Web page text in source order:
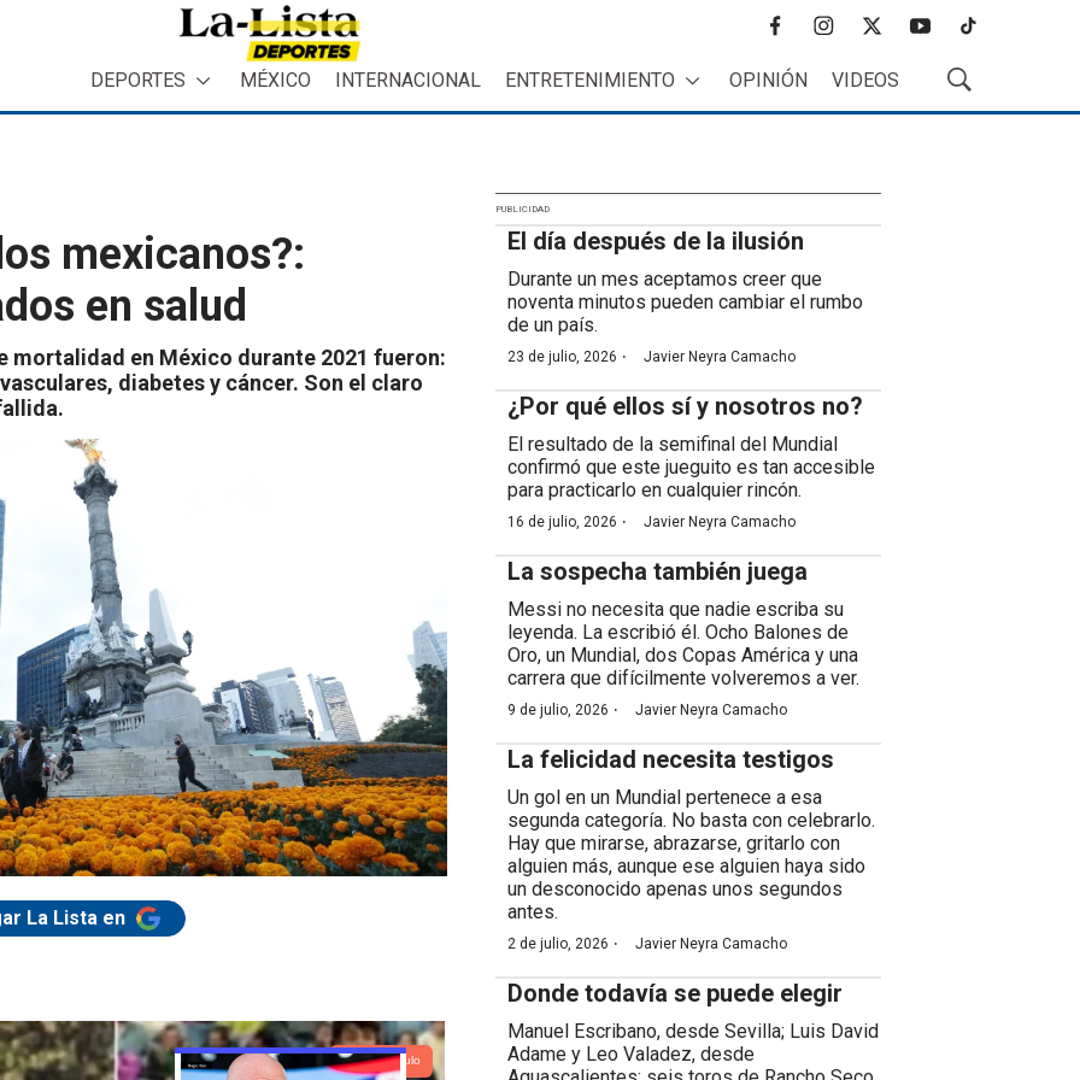
f
c
e
o
i
s
t
r
t
i
t
r
y
t
t
k
t
DEPORTES MÉXICO INTERNACIONAL ENTRETENIMIENTO OPINIÓN VIDEOS
M
o
mexicanos?:
en salud
mortalidad en México durante 2021 fueron:
diabetes y cáncer. Son el claro
La Lista en
Lea el artículo
PUBLICIDAD
El día después de la ilusión
Durante un mes aceptamos creer que
noventa minutos pueden cambiar el rumbo
de un país.
23 de julio, 2026 · Javier Neyra Camacho
¿Por qué ellos sí y nosotros no?
El resultado de la semifinal del Mundial
confirmó que este jueguito es tan accesible
para practicarlo en cualquier rincón.
16 de julio, 2026 · Javier Neyra Camacho
La sospecha también juega
Messi no necesita que nadie escriba su
leyenda. La escribió él. Ocho Balones de
Oro, un Mundial, dos Copas América y una
carrera que difícilmente volveremos a ver.
9 de julio, 2026 · Javier Neyra Camacho
La felicidad necesita testigos
Un gol en un Mundial pertenece a esa
segunda categoría. No basta con celebrarlo.
Hay que mirarse, abrazarse, gritarlo con
alguien más, aunque ese alguien haya sido
un desconocido apenas unos segundos
antes.
2 de julio, 2026 · Javier Neyra Camacho
Donde todavía se puede elegir
Manuel Escribano, desde Sevilla; Luis David
Adame y Leo Valadez, desde